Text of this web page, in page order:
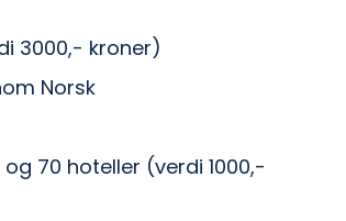
3000,- kroner)
Norsk
70 hoteller (verdi 1000,-